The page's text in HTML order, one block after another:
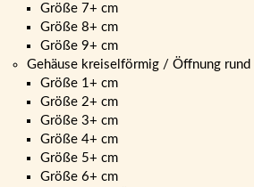
Größe 7+ cm
Größe 8+ cm
Größe 9+ cm
Gehäuse kreiselförmig / Öffnung rund
Größe 1+ cm
Größe 2+ cm
Größe 3+ cm
Größe 4+ cm
Größe 5+ cm
Größe 6+ cm